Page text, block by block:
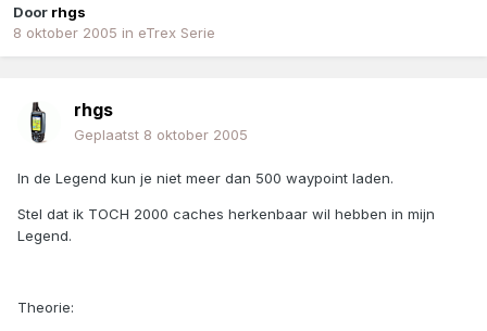
Door rhgs
8 oktober 2005 in eTrex Serie
rhgs
Geplaatst 8 oktober 2005
In de Legend kun je niet meer dan 500 waypoint laden.
Stel dat ik TOCH 2000 caches herkenbaar wil hebben in mijn
Legend.
Theorie: